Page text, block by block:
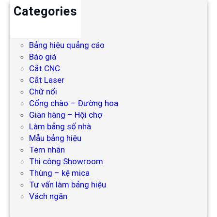
Categories
Bảng hiệu quảng cáo
Báo giá
Cắt CNC
Cắt Laser
Chữ nổi
Cổng chào – Đường hoa
Gian hàng – Hội chợ
Làm bảng số nhà
Mẫu bảng hiệu
Tem nhãn
Thi công Showroom
Thùng – kệ mica
Tư vấn làm bảng hiệu
Vách ngăn